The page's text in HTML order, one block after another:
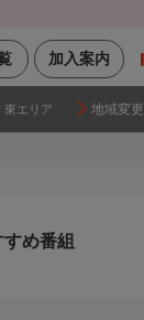
加入案内
東エリア 地域変更
め番組